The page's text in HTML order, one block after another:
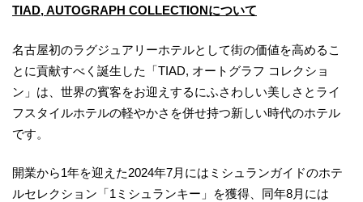
TIAD, AUTOGRAPH COLLECTIONについて
名古屋初のラグジュアリーホテルとして街の価値を高めるこ
とに貢献すべく誕生した「TIAD, オートグラフ コレクショ
ン」は、世界の賓客をお迎えするにふさわしい美しさとライ
フスタイルホテルの軽やかさを併せ持つ新しい時代のホテル
です。
開業から1年を迎えた2024年7月にはミシュランガイドのホテ
ルセレクション「1ミシュランキー」を獲得、同年8月には